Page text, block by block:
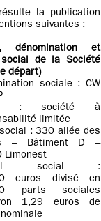
la publication
suivantes :
dénomination et
de la Société
départ)
sociale : CW
: société à
limitée
: 330 allée des
– Bâtiment D –
Limonest
social :
euros divisé en
parts sociales
1,29 euros de